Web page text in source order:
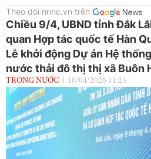
Theo dõi nnhc.vn trên
Chiều 9/4, UBND tỉnh Đắk
quan Hợp tác quốc tế Hàn
Lễ khởi động Dự án Hệ
nước thải đô thị thị xã Buôn
TRONG NƯỚC 10/04/2026 11:23